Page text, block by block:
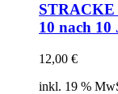
10 nach 10
12,00 €
inkl. 19 %